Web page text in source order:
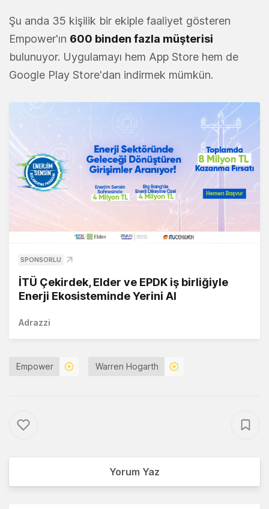
Şu anda 35 kişilik bir ekiple faaliyet gösteren
Empower'ın 600 binden fazla müşterisi
bulunuyor. Uygulamayı hem App Store hem de
Google Play Store'dan indirmek mümkün.
SPONSORLU
İTÜ Çekirdek, Elder ve EPDK iş birliğiyle
Enerji Ekosisteminde Yerini Al
Adrazzi
Empower Warren Hogarth
Yorum Yaz